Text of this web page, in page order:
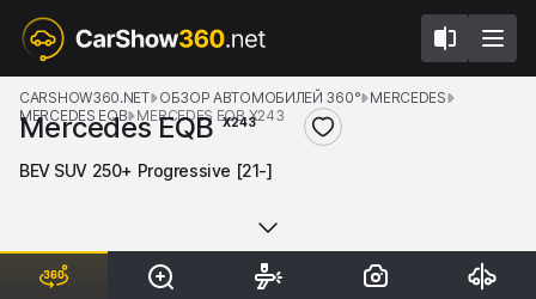
CARSHOW360.NET ОБЗОР АВТОМОБИЛЕЙ 360° MERCEDES
MERCEDES EQB MERCEDES EQB X243
Mercedes EQB X243
BEV SUV 250+ Progressive [21-]